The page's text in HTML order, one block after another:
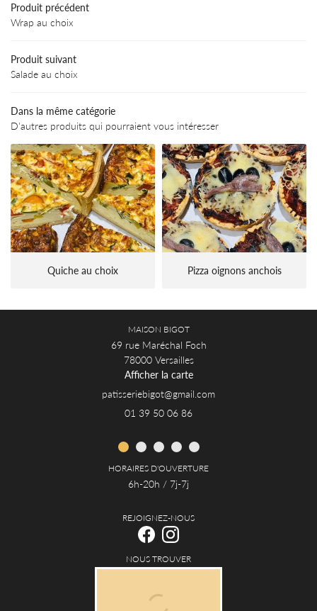
Chocolaterie
Menu
créations
Avis
Actualités
Contact
REJOIGNEZ-
Produit précédent
Wrap au choix
Produit suivant
Salade au choix
Dans la même catégorie
D'autres produits qui pourraient vous intéresser
Quiche au choix Pizza oignons anchois
MAISON BIGOT
69 rue Maréchal Foch
78000 Versailles
Afficher la carte
01 39 50 06 86
HORAIRES D'OUVERTURE
6h-20h / 7j-7j
REJOIGNEZ-NOUS
NOUS TROUVER